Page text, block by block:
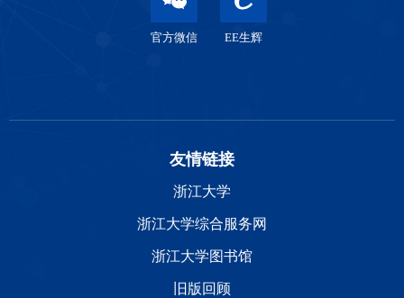
官方微信 EE生辉
友情链接
浙江大学
浙江大学综合服务网
浙江大学图书馆
旧版回顾